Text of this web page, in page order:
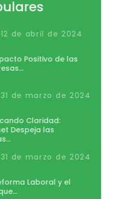
12 de abril de 2024
Positivo de las
31 de marzo de 2024
Claridad:
Despeja las
31 de marzo de 2024
Laboral y el